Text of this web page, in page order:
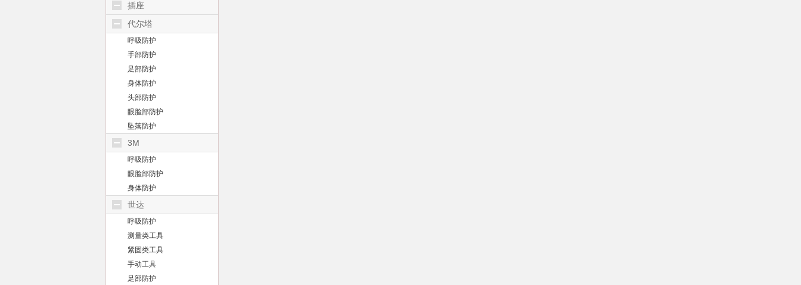
插座
代尔塔
呼吸防护
手部防护
足部防护
身体防护
头部防护
眼脸部防护
坠落防护
3M
呼吸防护
眼脸部防护
身体防护
世达
呼吸防护
测量类工具
紧固类工具
手动工具
足部防护